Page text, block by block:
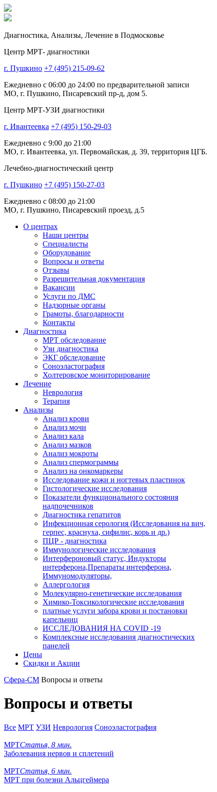
Диагностика, Анализы, Лечение в Подмосковье
Центр МРТ- диагностики
г. Пушкино +7 (495) 215-09-62
Ежедневно с 06:00 до 24:00 по предварительной записи
МО, г. Пушкино, Писаревский пр-д, дом 5.
Центр МРТ-УЗИ диагностики
г. Ивантеевка +7 (495) 150-29-03
Ежедневно с 9:00 до 21:00
МО, г. Ивантеевка, ул. Первомайская, д. 39, территория ЦГБ.
Лечебно-диагностический центр
г. Пушкино +7 (495) 150-27-03
Ежедневно с 08:00 до 21:00
МО, г. Пушкино, Писаревский проезд, д.5
О центрах
Наши центры
Специалисты
Оборудование
Вопросы и ответы
Отзывы
Разрешительная документация
Вакансии
Услуги по ДМС
Надзорные органы
Грамоты, благодарности
Контакты
Диагностика
МРТ обследование
Узи диагностика
ЭКГ обследование
Соноэластография
Холтеровское мониторирование
Лечение
Неврология
Терапия
Анализы
Анализ крови
Анализ мочи
Анализ кала
Анализ мазков
Анализ мокроты
Анализ спермограммы
Анализ на онкомаркеры
Исследование кожи и ногтевых пластинок
Гистологические исследования
Показатели функционального состояния
надпочечников
Диагностика гепатитов
Инфекционная серология (Исследования на вич,
герпес, краснуха, сифилис, корь и др.)
ПЦР - диагностика
Иммунологические исследования
Интерфероновый статус, Индукторы
интерферона,Препараты интерферона,
Иммуномодуляторы,
Аллергология
Молекулярно-генетические исследования
Химико-Токсикологические исследования
платные услуги забора крови и постановки
капельниц
ИССЛЕДОВАНИЯ НА COVID -19
Комплексные исследования диагностических
панелей
Цены
Скидки и Акции
Сфера-СМ Вопросы и ответы
Вопросы и ответы
Все МРТ УЗИ Неврология Соноэластография
МРТСтатья, 8 мин.
Заболевания нервов и сплетений
МРТСтатья, 6 мин.
МРТ при болезни Альцгеймера